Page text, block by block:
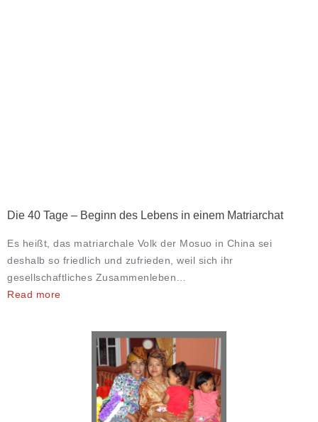
Die 40 Tage – Beginn des Lebens in einem Matriarchat
Es heißt, das matriarchale Volk der Mosuo in China sei
deshalb so friedlich und zufrieden, weil sich ihr
gesellschaftliches Zusammenleben…
Read more